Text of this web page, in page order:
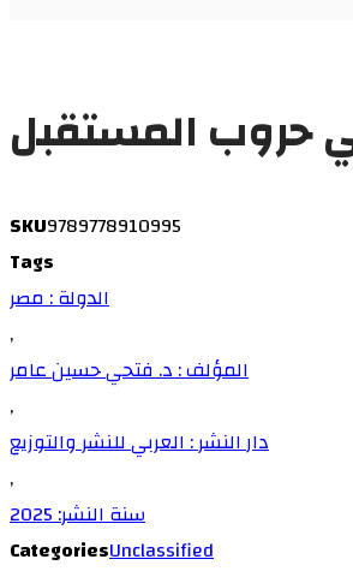
حروب المستقبل
SKU9789778910995
Tags
الدولة : مصر
,
المؤلف : د. فتحي حسين عامر
,
دار النشر : العربي للنشر والتوزيع
,
سنة النشر: 2025
CategoriesUnclassified